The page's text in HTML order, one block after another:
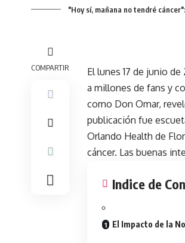
"Hoy sí, mañana no tendré
COMPARTIR
El lunes 17 de junio
a millones de fans y
como Don Omar,
publicación fue
Orlando Health de
cáncer. Las buenas
Indice de
El Impacto de la